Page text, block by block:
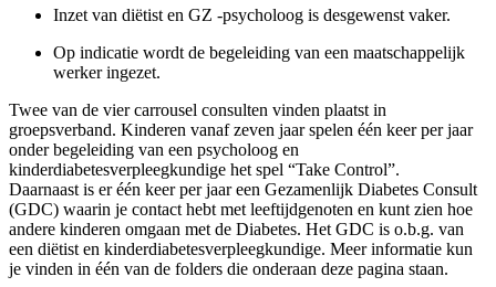
Inzet van diëtist en GZ -psycholoog is desgewenst vaker.
Op indicatie wordt de begeleiding van een maatschappelijk
werker ingezet.
Twee van de vier carrousel consulten vinden plaatst in
groepsverband. Kinderen vanaf zeven jaar spelen één keer per jaar
onder begeleiding van een psycholoog en
kinderdiabetesverpleegkundige het spel “Take Control”.
Daarnaast is er één keer per jaar een Gezamenlijk Diabetes Consult
(GDC) waarin je contact hebt met leeftijdgenoten en kunt zien hoe
andere kinderen omgaan met de Diabetes. Het GDC is o.b.g. van
een diëtist en kinderdiabetesverpleegkundige. Meer informatie kun
je vinden in één van de folders die onderaan deze pagina staan.